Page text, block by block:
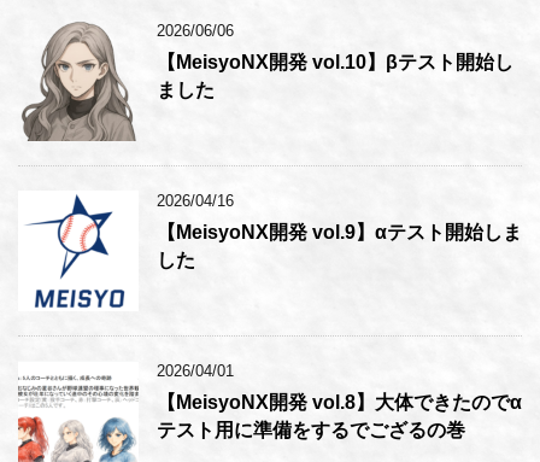
2026/06/06
【MeisyoNX開発 vol.10】βテスト開始し
ました
2026/04/16
【MeisyoNX開発 vol.9】αテスト開始しま
した
2026/04/01
【MeisyoNX開発 vol.8】大体できたのでα
テスト用に準備をするでござるの巻